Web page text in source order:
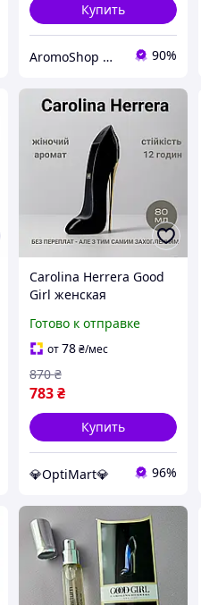
Купить
AromoShop — интернет-магазин парфюмерии и косметики 90%
Carolina Herrera Good
Girl женская
вода восточно-
цветочные духи
Туфелька Кароліна
Херера 80 м
Готово к отправке
от78 ₴/мес
783 ₴
870 ₴
Купить
💎OptiMart💎 96%